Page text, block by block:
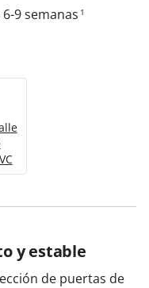
9 semanas 1
y estable
de puertas de